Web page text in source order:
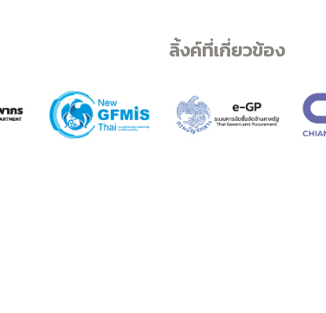
ลิ้งค์ที่เกี่ยวข้อง